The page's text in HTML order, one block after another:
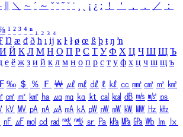
＼ ∼ ´ ～ ˇ ˘ ˝ ˚ ˙ ¸ ¡ ¿ ː ！ ＇ ， ． ／
：
¹ ² ³ ⁴ ⁿ ₁ ₂ ₃ ₄
Ŋ æ đ ð ħ ı ĳ ĸ ŀ ł ø œ ß þ ŧ ŋ ŉ
И Й К Л М Н О П Р С Т У Ф Х Ц Ч Ш Щ Ъ
е ё ж з и й к л м н о п р с т у ф х ц ч ш щ ъ
‰ ＄ ％ Ｆ ￦ ㎕ ㎖ ㎗ ℓ ㎘ ㏄ ㎣ ㎤ ㎥ ㎦
㎠ ㎡ ㎢ ㏊ ㎍ ㎎ ㎏ ㏏ ㎈ ㎉ ㏈ ㎧ ㎨ ㎰
㎸ ㎹ ㎀ ㎁ ㎂ ㎃ ㎄ ㎺ ㎻ ㎽ ㎾ ㎿ ㎐ ㎑
㎋ ㎌ ㏖ ㏅ ㎭ ㎮ ㎯ ㏛ ㎩ ㎪ ㎫ ㎬ ㏝ ㏐
㏓